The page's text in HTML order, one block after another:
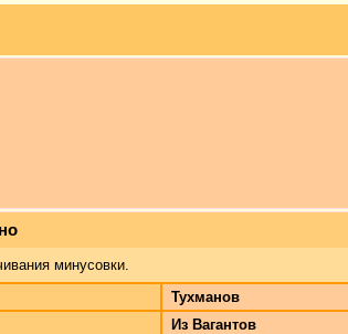
минусовки.
Тухманов
Из Вагантов